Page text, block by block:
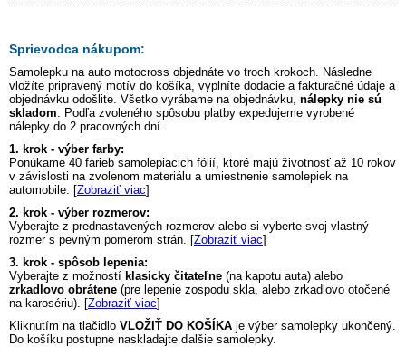
Sprievodca nákupom:
Samolepku na auto motocross objednáte vo troch krokoch. Následne
vložíte pripravený motív do košíka, vyplníte dodacie a fakturačné údaje a
objednávku odošlite. Všetko vyrábame na objednávku, nálepky nie sú
skladom . Podľa zvoleného spôsobu platby expedujeme vyrobené
nálepky do 2 pracovných dní.
1. krok - výber farby:
Ponúkame 40 farieb samolepiacich fólií, ktoré majú životnosť až 10 rokov
v závislosti na zvolenom materiálu a umiestnenie samolepiek na
automobile. [Zobraziť viac]
2. krok - výber rozmerov:
Vyberajte z prednastavených rozmerov alebo si vyberte svoj vlastný
rozmer s pevným pomerom strán. [Zobraziť viac]
3. krok - spôsob lepenia:
Vyberajte z možností klasicky čitateľne (na kapotu auta) alebo
zrkadlovo obrátene (pre lepenie zospodu skla, alebo zrkadlovo otočené
na karosériu). [Zobraziť viac]
Kliknutím na tlačidlo VLOŽIŤ DO KOŠÍKA je výber samolepky ukončený.
Do košíku postupne naskladajte ďalšie samolepky.